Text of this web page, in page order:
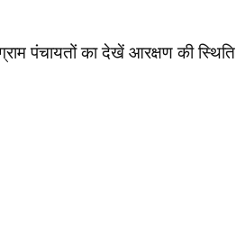
पंचायतों का देखें आरक्षण की स्थिति